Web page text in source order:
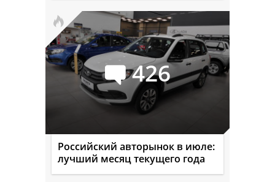
426
Российский авторынок в июле:
лучший месяц текущего года